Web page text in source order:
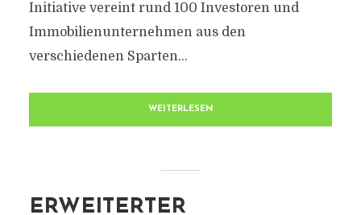
Initiative vereint rund 100 Investoren und
Immobilienunternehmen aus den
verschiedenen Sparten...
WEITERLESEN
ERWEITERTER